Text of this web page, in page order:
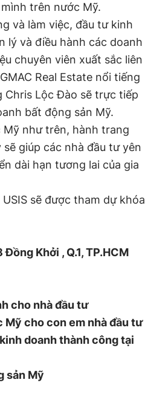
trên nước Mỹ.
và làm việc, đầu tư kinh
lý và điều hành các doanh
chuyên viên xuất sắc liên
Real Estate nổi tiếng
Chris Lộc Đào sẽ trực tiếp
bất động sản Mỹ.
Mỹ như trên, hành trang
giúp các nhà đầu tư yên
dài hạn tương lai của gia
sẽ được tham dự khóa
Khởi , Q.1, TP.HCM
cho nhà đầu tư
cho con em nhà đầu tư
doanh thành công tại
sản Mỹ